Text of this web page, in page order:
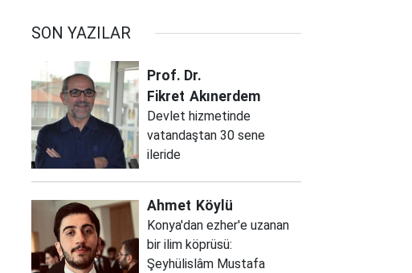
SON YAZILAR
Prof. Dr.
Fikret Akınerdem
Devlet hizmetinde
vatandaştan 30 sene
ileride
Ahmet Köylü
Konya'dan ezher'e uzanan
bir ilim köprüsü:
Şeyhülislâm Mustafa